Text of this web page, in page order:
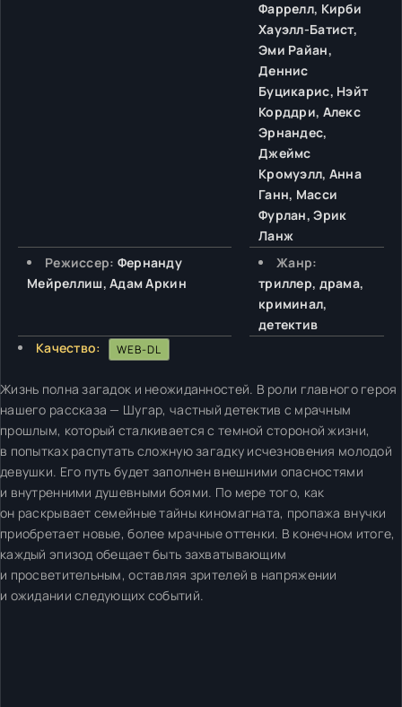
Фаррелл, Кирби
Хауэлл-Батист,
Эми Райан,
Деннис
Буцикарис, Нэйт
Корддри, Алекс
Эрнандес,
Джеймс
Кромуэлл, Анна
Ганн, Масси
Фурлан, Эрик
Ланж
Режиссер: Фернанду
Мейреллиш, Адам Аркин
Жанр:
триллер, драма,
криминал,
детектив
Качество:
WEB-DL
Жизнь полна загадок и неожиданностей. В роли главного героя
нашего рассказа — Шугар, частный детектив с мрачным
прошлым, который сталкивается с темной стороной жизни,
в попытках распутать сложную загадку исчезновения молодой
девушки. Его путь будет заполнен внешними опасностями
и внутренними душевными боями. По мере того, как
он раскрывает семейные тайны киномагната, пропажа внучки
приобретает новые, более мрачные оттенки. В конечном итоге,
каждый эпизод обещает быть захватывающим
и просветительным, оставляя зрителей в напряжении
и ожидании следующих событий.